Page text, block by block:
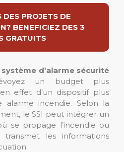
PROJETS DE
BENEFICIEZ DES 3
GRATUITS
système d’alarme sécurité
un budget plus
effet d’un dispositif plus
alarme incendie. Selon la
le SSI peut intégrer un
se propage l’incendie ou
transmet les informations